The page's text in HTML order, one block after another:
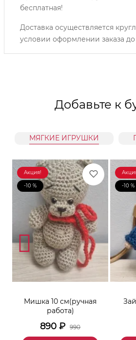
бесплатная!
Доставка осуществляется
условии оформлении заказа до
Добавьте к
МЯГКИЕ ИГРУШКИ
Акция!
-10 %
Мишка 10 см(ручная
работа)
890 ₽ 990
-10 %